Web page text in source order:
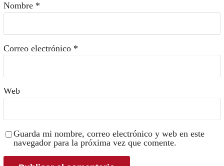
Nombre *
Correo electrónico *
Web
Guarda mi nombre, correo electrónico y web en este
navegador para la próxima vez que comente.